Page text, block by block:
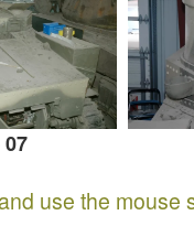
07
use the mouse